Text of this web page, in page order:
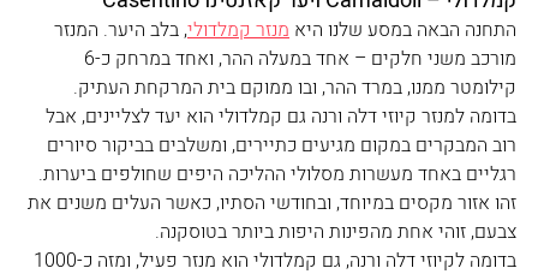
התחנה הבאה במסע שלנו היא מנזר קמלדולי, בלב היער. המנזר
קילומטר ממנו, במרד ההר, ובו ממוקם בית המרקחת העתיק.
בדומה למנזר קיוזי דלה ורנה גם קמלדולי הוא יעד לצליינים, אבל
רוב המבקרים במקום מגיעים כתיירים, ומשלבים בביקור סיורים
רגליים באחד מעשרות מסלולי ההליכה היפים שחולפים ביערות.
זהו אזור מקסים במיוחד, ובחודשי הסתיו, כאשר העלים משנים את
צבעם, זוהי אחת מהפינות היפות ביותר בטוסקנה.